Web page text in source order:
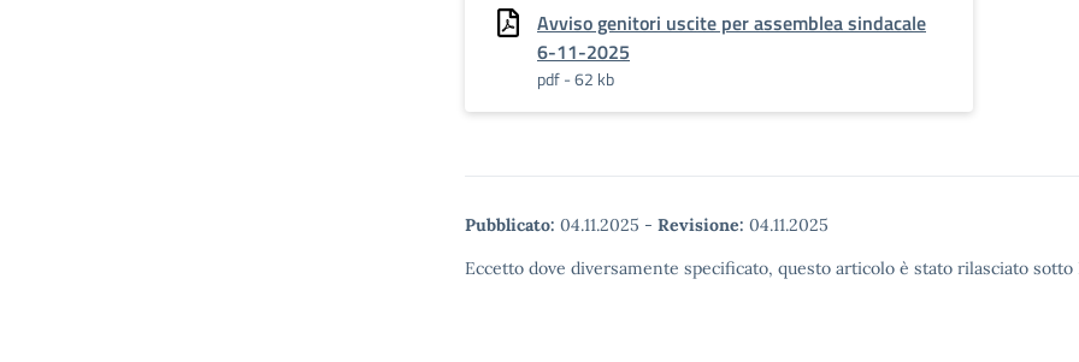
Avviso genitori uscite per assemblea sindacale
6-11-2025
pdf - 62 kb
Pubblicato: 04.11.2025 - Revisione: 04.11.2025
Eccetto dove diversamente specificato, questo articolo è stato rilasciato